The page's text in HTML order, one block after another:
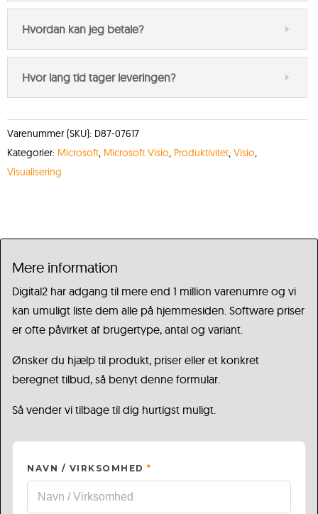
Hvordan kan jeg betale?
Hvor lang tid tager leveringen?
Varenummer (SKU): D87-07617
Kategorier: Microsoft, Microsoft Visio, Produktivitet, Visio,
Visualisering
Mere information
Digital2 har adgang til mere end 1 million varenumre og vi
kan umuligt liste dem alle på hjemmesiden. Software priser
er ofte påvirket af brugertype, antal og variant.
Ønsker du hjælp til produkt, priser eller et konkret
beregnet tilbud, så benyt denne formular.
Så vender vi tilbage til dig hurtigst muligt.
NAVN / VIRKSOMHED *